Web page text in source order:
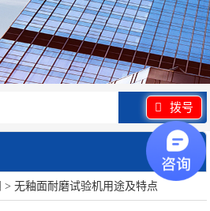
拨号
展开
> 无釉面耐磨试验机用途及特点